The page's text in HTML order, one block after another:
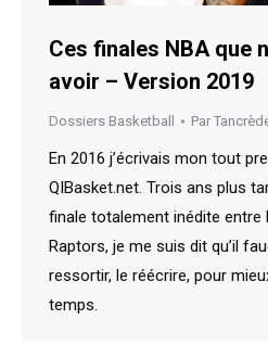
Ces finales NBA que
avoir – Version 2019
Dossiers Basketball Par
En 2016 j’écrivais mon tout
QIBasket.net. Trois ans plus
finale totalement inédite entre
Raptors, je me suis dit qu’il
ressortir, le réécrire, pour
temps.